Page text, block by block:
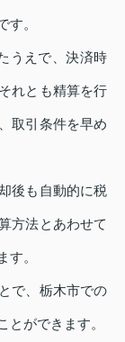
す。
うえで、決済時
れとも精算を行
取引条件を早め
後も自動的に税
方法とあわせて
す。
で、栃木市での
ができます。